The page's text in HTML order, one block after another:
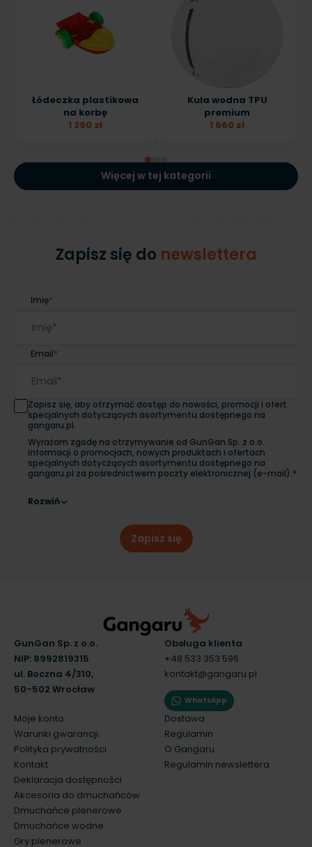
Łódeczka plastikowa
na korbę
1 290 zł
Kula wodna TPU
premium
1 660 zł
Więcej w tej kategorii
Zapisz się do newslettera
Imię*
Email*
Zapisz się, aby otrzymać dostęp do nowości, promocji i ofert
specjalnych dotyczących asortymentu dostępnego na
gangaru.pl.
Wyrażam zgodę na otrzymywanie od GunGan Sp. z o.o.
informacji o promocjach, nowych produktach i ofertach
specjalnych dotyczących asortymentu dostępnego na
gangaru.pl za pośrednictwem poczty elektronicznej (e-mail).*
Rozwiń
Zapisz się
GunGan Sp. z o.o.
NIP: 8992819315
ul. Boczna 4/310,
50-502 Wrocław
Obsługa klienta
+48 533 353 596
kontakt@gangaru.pl
WhatsApp
Moje konto
Dostawa
Warunki gwarancji
Regulamin
Polityka prywatności
O Gangaru
Kontakt
Regulamin newslettera
Deklaracja dostępności
Akcesoria do dmuchańców
Dmuchańce plenerowe
Dmuchańce wodne
Gry plenerowe